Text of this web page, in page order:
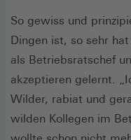
So gewiss und
Dingen ist, so sehr
als Betriebsratschef
akzeptieren gelernt.
Wilder, rabiat und
wilden Kollegen im